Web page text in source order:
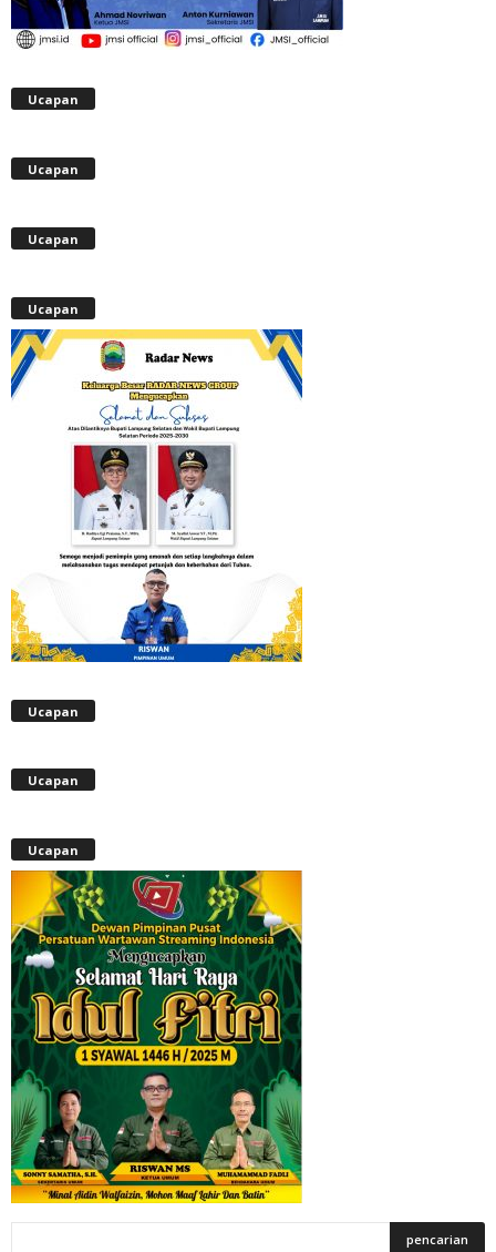
Ucapan
Ucapan
Ucapan
Ucapan
Ucapan
Ucapan
Ucapan